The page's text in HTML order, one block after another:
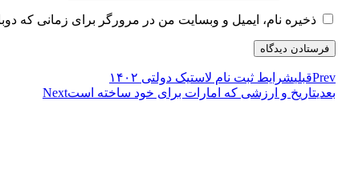
ذخیره نام، ایمیل و وبسایت من در مرورگر برای زمانی که
Prevقبلیشرایط ثبت نام لاستیک دولتی ۱۴۰۲
بعدیتاریخ و ارزشی که امارات برای خود ساخته استNext